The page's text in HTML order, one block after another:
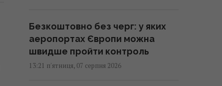
Безкоштовно без черг: у яких
аеропортах Європи можна
швидше пройти контроль
13:21 п'ятниця, 07 серпня 2026